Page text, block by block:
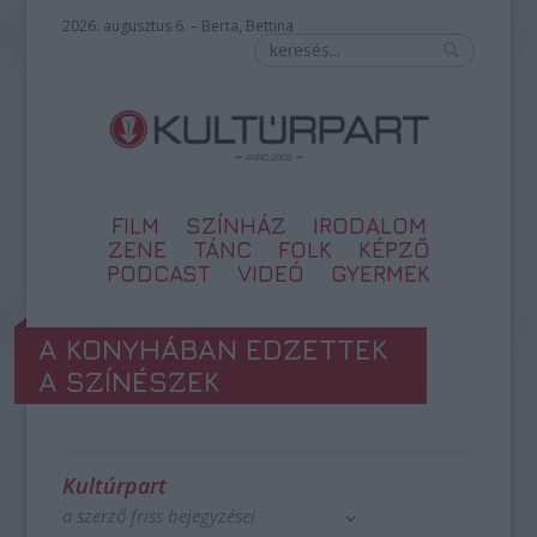
2026. augusztus 6. – Berta, Bettina
FILM SZÍNHÁZ
IRODALOM
ZENE
TÁNC FOLK
KÉPZŐ
PODCAST
VIDEÓ GYERMEK
A KONYHÁBAN EDZETTEK
A SZÍNÉSZEK
Kultúrpart
a szerző friss bejegyzései